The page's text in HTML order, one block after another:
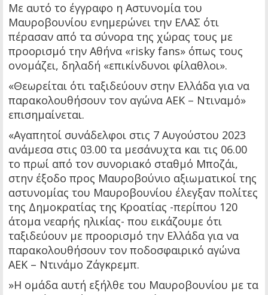
Με αυτό το έγγραφο η Αστυνομία του
Μαυροβουνίου ενημερώνει την ΕΛΑΣ ότι
πέρασαν από τα σύνορα της χώρας τους με
προορισμό την Αθήνα «risky fans» όπως τους
ονομάζει, δηλαδή «επικίνδυνοι φίλαθλοι».
«Θεωρείται ότι ταξιδεύουν στην Ελλάδα για να
παρακολουθήσουν τον αγώνα ΑΕΚ – Ντιναμό»
επισημαίνεται.
«Αγαπητοί συνάδελφοι στις 7 Αυγούστου 2023
ανάμεσα στις 03.00 τα μεσάνυχτα και τις 06.00
το πρωί από τον συνοριακό σταθμό Μποζάι,
στην έξοδο προς Μαυροβούνιο αξιωματικοί της
αστυνομίας του Μαυροβουνίου έλεγξαν πολίτες
της Δημοκρατίας της Κροατίας -περίπου 120
άτομα νεαρής ηλικίας- που εικάζουμε ότι
ταξιδεύουν με προορισμό την Ελλάδα για να
παρακολουθήσουν τον ποδοσφαιρικό αγώνα
ΑΕΚ – Ντινάμο Ζάγκρεμπ.
»Η ομάδα αυτή εξήλθε του Μαυροβουνίου με τα